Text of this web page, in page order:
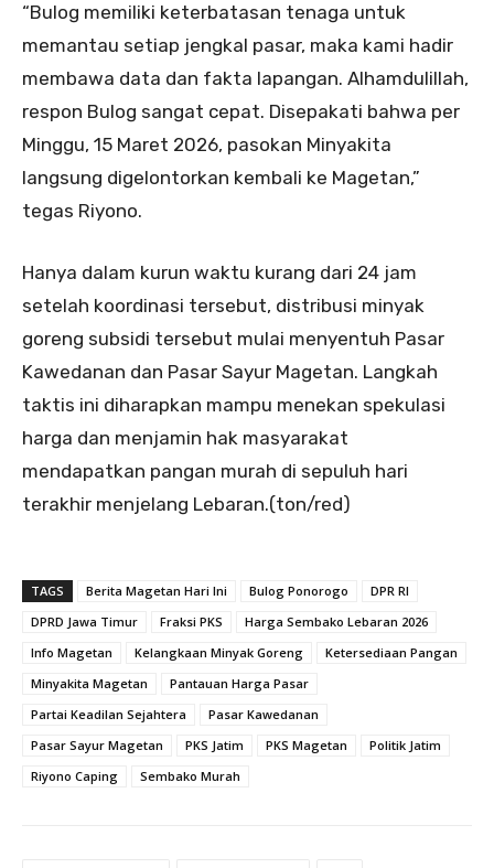
“Bulog memiliki keterbatasan tenaga untuk
memantau setiap jengkal pasar, maka kami hadir
membawa data dan fakta lapangan. Alhamdulillah,
respon Bulog sangat cepat. Disepakati bahwa per
Minggu, 15 Maret 2026, pasokan Minyakita
langsung digelontorkan kembali ke Magetan,”
tegas Riyono.
Hanya dalam kurun waktu kurang dari 24 jam
setelah koordinasi tersebut, distribusi minyak
goreng subsidi tersebut mulai menyentuh Pasar
Kawedanan dan Pasar Sayur Magetan. Langkah
taktis ini diharapkan mampu menekan spekulasi
harga dan menjamin hak masyarakat
mendapatkan pangan murah di sepuluh hari
terakhir menjelang Lebaran.(ton/red)
TAGS Berita Magetan Hari Ini Bulog Ponorogo
DPR RI
DPRD Jawa Timur
Fraksi PKS
Harga Sembako Lebaran 2026
Info Magetan
Kelangkaan Minyak Goreng
Ketersediaan Pangan
Minyakita Magetan
Pantauan Harga Pasar
Partai Keadilan Sejahtera
Pasar Kawedanan
Pasar Sayur Magetan
PKS Jatim PKS Magetan
Politik Jatim
Riyono Caping
Sembako Murah